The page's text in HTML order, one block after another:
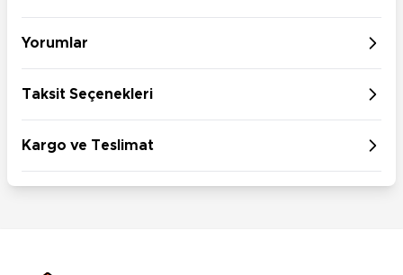
Yorumlar
Taksit Seçenekleri
Kargo ve Teslimat